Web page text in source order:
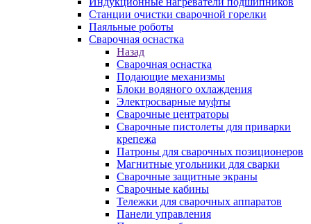
Станции очистки сварочной горелки
Паяльные роботы
Сварочная оснастка
Назад
Сварочная оснастка
Подающие механизмы
Блоки водяного охлаждения
Электросварные муфты
Сварочные центраторы
Сварочные пистолеты для приварки
крепежа
Патроны для сварочных позиционеров
Магнитные угольники для сварки
Сварочные защитные экраны
Сварочные кабины
Тележки для сварочных аппаратов
Панели управления